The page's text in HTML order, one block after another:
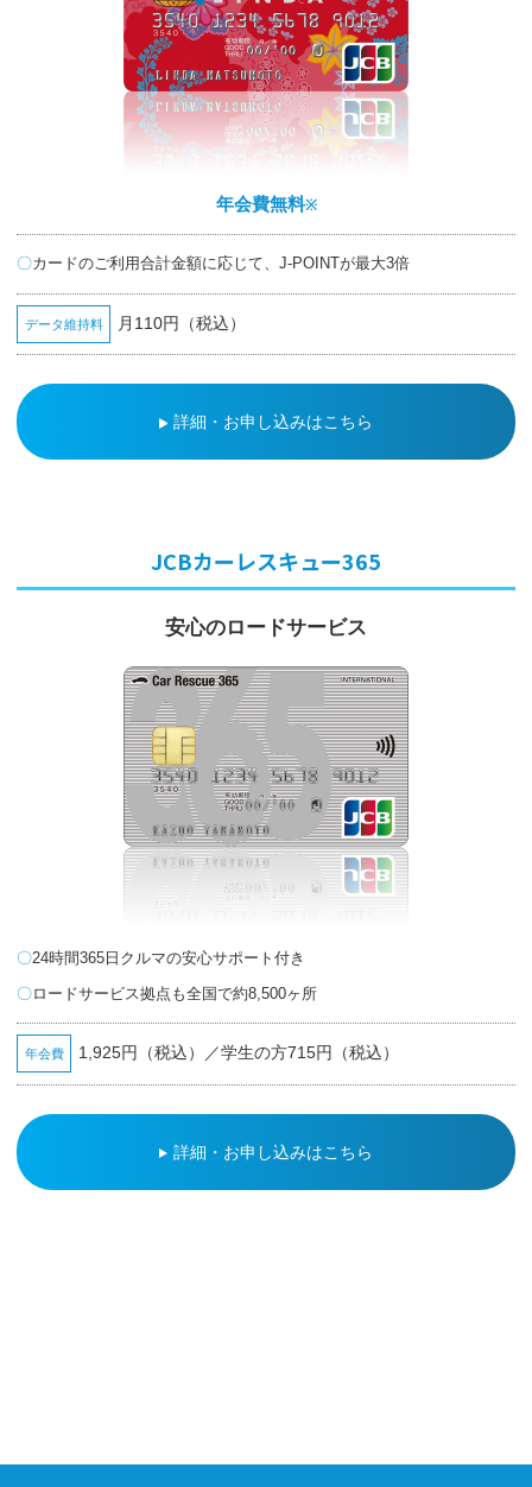
年会費無料※
カードのご利用合計金額に応じて、J-POINTが最大3倍
データ維持料 月110円（税込）
詳細・お申し込みはこちら
JCBカーレスキュー365
安心のロードサービス
24時間365日クルマの安心サポート付き
ロードサービス拠点も全国で約8,500ヶ所
年会費 1,925円（税込）／学生の方715円（税込）
詳細・お申し込みはこちら